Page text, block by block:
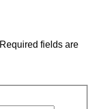
Required fields are